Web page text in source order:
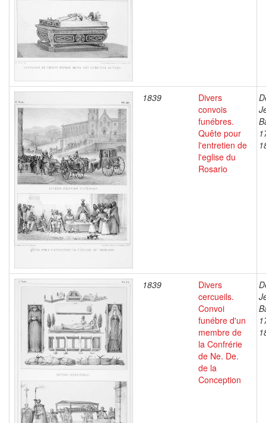
1839
Divers
convois
funébres.
Quête pour
l'entretien de
l'eglise du
Rosario
1839
Divers
cercueils.
Convoi
funébre d'un
membre de
la Confrérie
de Ne. De.
de la
Conception